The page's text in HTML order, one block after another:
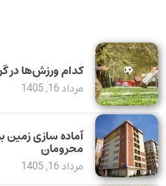
کدام ورزش‌ها در
مرداد 16, 1405
محرومان
مرداد 16, 1405